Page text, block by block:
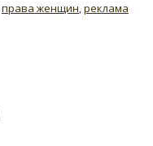
права женщин,реклама